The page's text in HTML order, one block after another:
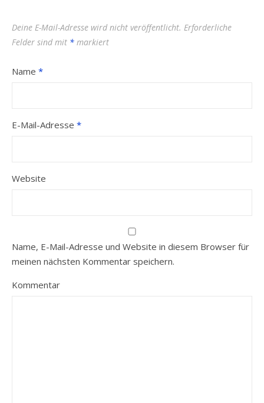
Deine E-Mail-Adresse wird nicht veröffentlicht. Erforderliche
Felder sind mit * markiert
Name *
E-Mail-Adresse *
Website
Name, E-Mail-Adresse und Website in diesem Browser für
meinen nächsten Kommentar speichern.
Kommentar